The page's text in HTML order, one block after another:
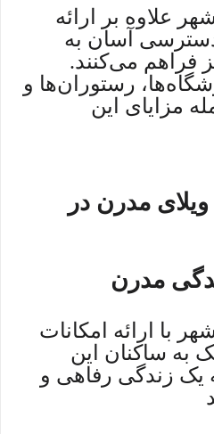
علاوه بر ارائه
آسان به
فراهم می‌کنند.
رستوران‌ها و
مزایای این
مدرن در
مدرن
با ارائه امکانات
به ساکنان این
یک زندگی رفاهی و